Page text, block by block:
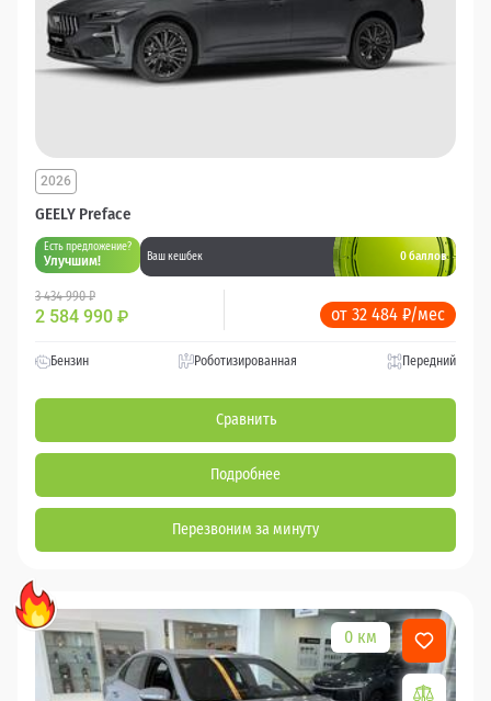
GEELY Preface
2026
Есть предложение?
Улучшим! Ваш кешбек 0 баллов
3 434 990 ₽
2 584 990 ₽ от 32 484 ₽/мес
Бензин Роботизированная Передний
Сравнить
Подробнее
Перезвоним за минуту
0 км